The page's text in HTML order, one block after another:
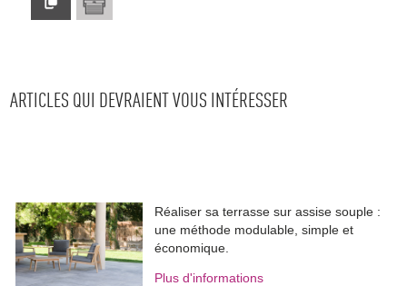
ARTICLES QUI DEVRAIENT VOUS INTÉRESSER
Réaliser sa terrasse sur assise souple :
une méthode modulable, simple et
économique.
Plus d'informations